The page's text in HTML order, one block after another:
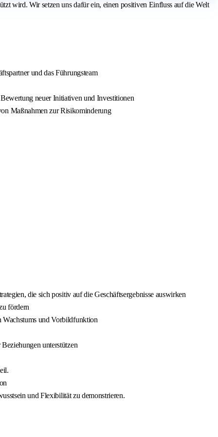
wird. Wir setzen uns dafür ein, einen positiven Einfluss auf die Welt
und das Führungsteam
neuer Initiativen und Investitionen
Maßnahmen zur Risikominderung
die sich positiv auf die Geschäftsergebnisse auswirken
fördern
und Vorbildfunktion
unterstützen
und Flexibilität zu demonstrieren.